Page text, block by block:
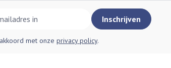
Inschrijven
met onze privacy policy.